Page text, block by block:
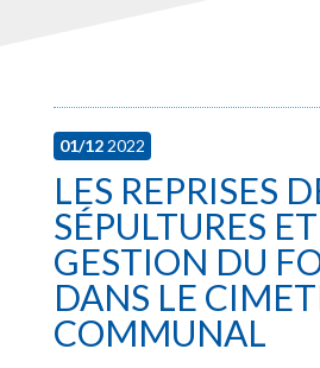
01/122022
LES REPRISES
SÉPULTURES
GESTION DU
DANS LE
COMMUNAL